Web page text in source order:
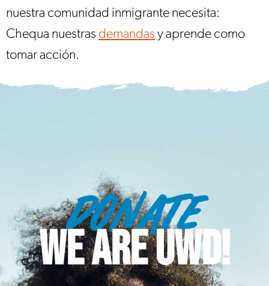
nuestra comunidad inmigrante necesita:
Chequa nuestras demandas y aprende como
tomar acción.
DONATE
WE ARE UWD!